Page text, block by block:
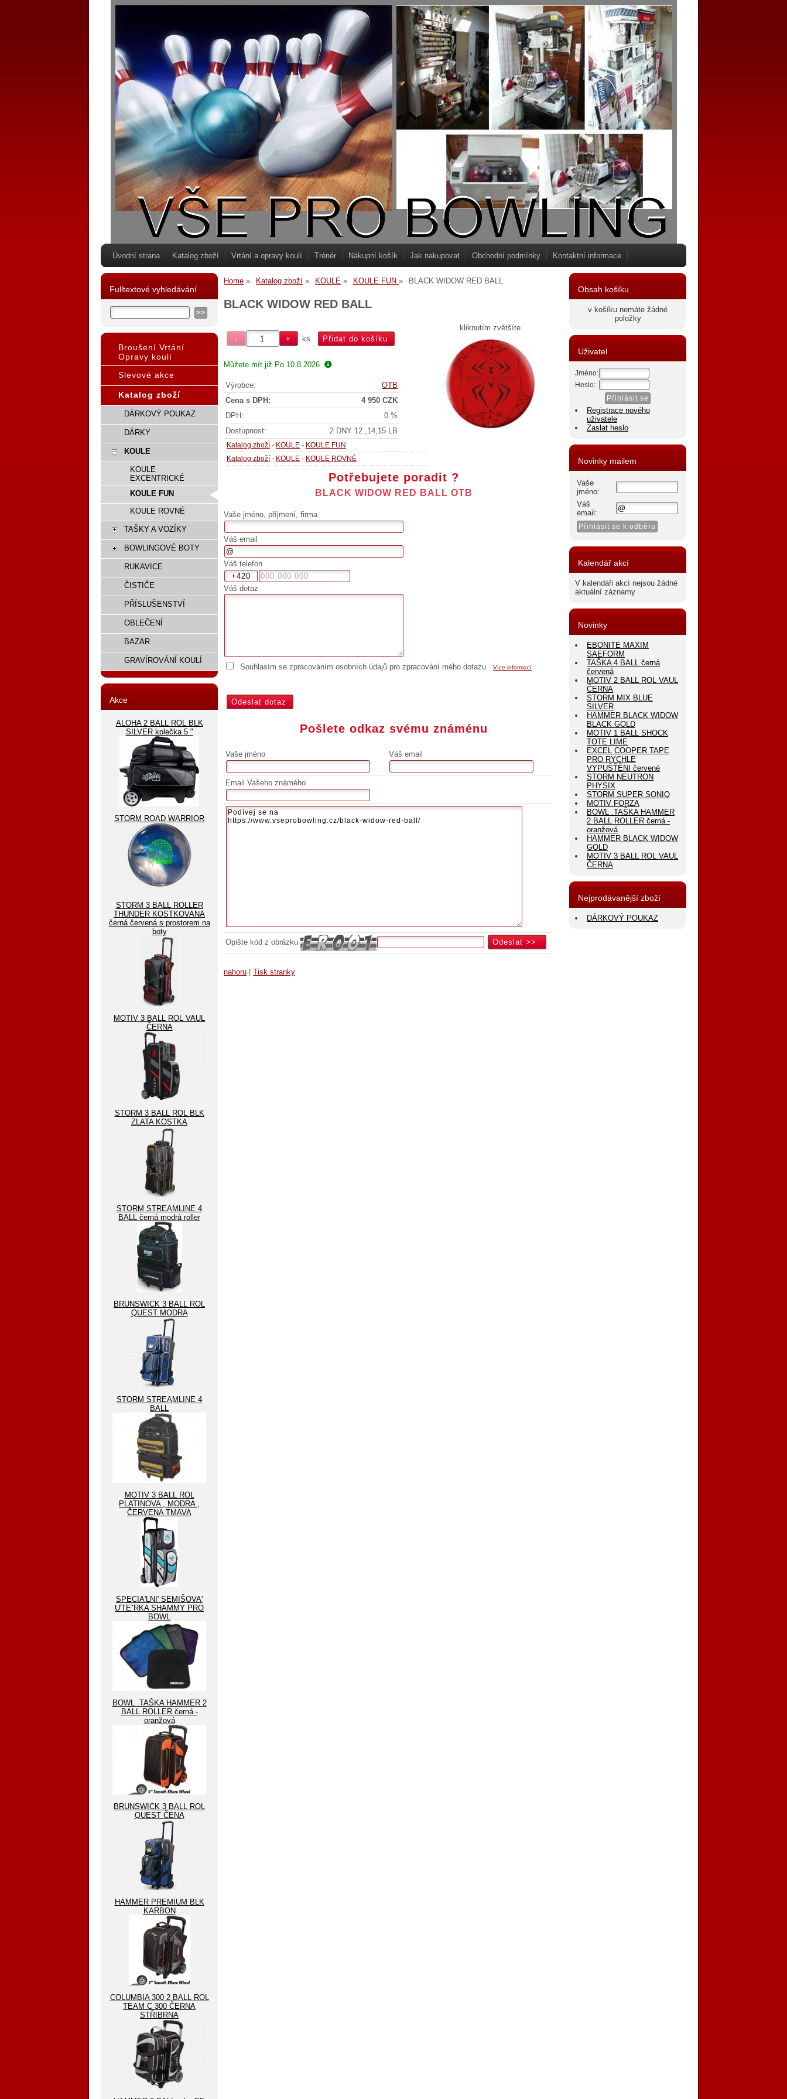
Úvodní strana Katalog zboží Vrtání a opravy koulí Trénér Nákupní košík Jak nakupovat Obchodní podmínky Kontaktní informace
Home Katalog zboží KOULE KOULE FUN BLACK WIDOW RED BALL
BLACK WIDOW RED BALL
kliknutím zvětšíte
ks
Můžete mít již Po 10.8.2026
Výrobce:
OTB
Cena s DPH:
4 950 CZK
DPH:
0 %
Dostupnost:
2 DNY 12 ,14,15 LB
Katalog zboží - KOULE - KOULE FUN
Katalog zboží - KOULE - KOULE ROVNÉ
Potřebujete poradit ?
BLACK WIDOW RED BALL OTB
Vaše jméno, příjmení, firma
Váš email
Váš telefon
Váš dotaz
Souhlasím se zpracováním osobních údajů pro zpracování mého dotazu Více informací
Pošlete odkaz svému známénu
Vaše jméno Váš email
Email Vašeho známého
Opište kód z obrázku
nahoru Tisk stranky
Fulltextové vyhledávání
Broušení Vrtání
Opravy koulí
Slevové akce
Katalog zboží
DÁRKOVÝ POUKAZ
DÁRKY
KOULE
KOULE
EXCENTRICKÉ
KOULE FUN
KOULE ROVNÉ
TAŠKY A VOZÍKY
BOWLINGOVÉ BOTY
RUKAVICE
ČISTIČE
PŘÍSLUŠENSTVÍ
OBLEČENÍ
BAZAR
GRAVÍROVÁNÍ KOULÍ
Akce
ALOHA 2 BALL ROL BLK
SILVER kolečka 5 "
STORM ROAD WARRIOR
STORM 3 BALL ROLLER
THUNDER KOSTKOVANA
černá červená s prostorem na
boty
MOTIV 3 BALL ROL VAUL
ČERNA
STORM 3 BALL ROL BLK
ZLATA KOSTKA
STORM STREAMLINE 4
BALL černá modrá roller
BRUNSWICK 3 BALL ROL
QUEST MODRA
STORM STREAMLINE 4
BALL
MOTIV 3 BALL ROL
PLATINOVA , MODRA ,
ČERVENA TMAVA
SPECIA'LNI' SEMIŠOVA'
U'TEˇRKA SHAMMY PRO
BOWL
BOWL .TAŠKA HAMMER 2
BALL ROLLER černá -
oranžová
BRUNSWICK 3 BALL ROL
QUEST ČENA
HAMMER PREMIUM BLK
KARBON
COLUMBIA 300 2 BALL ROL
TEAM C 300 ČERNA
STŘIBRNA
Obsah košíku
v košíku nemáte žádné
položky
Uživatel
Jméno:
Heslo:
Registrace nového
uživatele
Zaslat heslo
Novinky mailem
Vaše
jméno:
Váš
email:
Kalendář akcí
V kalendáři akcí nejsou žádné
aktuální záznamy
Novinky
EBONITE MAXIM
SAEFORM
TAŠKA 4 BALL černá
červená
MOTIV 2 BALL ROL VAUL
ČERNA
STORM MIX BLUE
SILVER
HAMMER BLACK WIDOW
BLACK GOLD
MOTIV 1 BALL SHOCK
TOTE LIME
EXCEL COOPER TAPE
PRO RYCHLE
VYPUŠŤĚNI červené
STORM NEUTRON
PHYSIX
STORM SUPER SONIQ
MOTIV FORZA
BOWL .TAŠKA HAMMER
2 BALL ROLLER černá -
oranžová
HAMMER BLACK WIDOW
GOLD
MOTIV 3 BALL ROL VAUL
ČERNA
Nejprodávanější zboží
DÁRKOVÝ POUKAZ